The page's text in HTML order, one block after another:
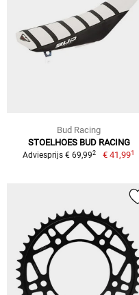
Bud Racing
STOELHOES BUD RACING
Adviesprijs € 69,992 € 41,991